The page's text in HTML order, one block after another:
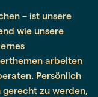
– ist unsere
wie unsere
arbeiten
Persönlich
zu werden,